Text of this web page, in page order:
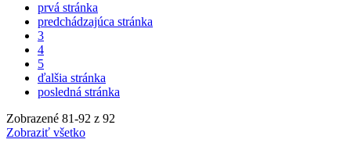
prvá stránka
predchádzajúca stránka
3
4
5
ďalšia stránka
posledná stránka
Zobrazené 81-92 z 92
Zobraziť všetko